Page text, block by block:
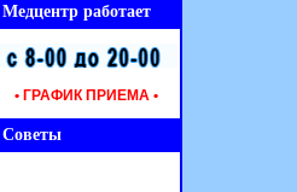
Медцентр работает
• ГРАФИК ПРИЕМА •
Советы